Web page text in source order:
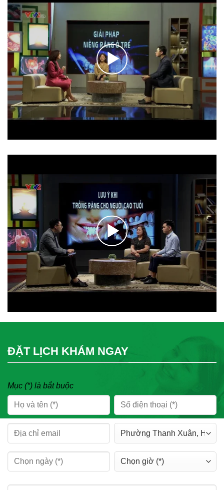
ĐẶT LỊCH KHÁM NGAY
Mục (*) là bắt buộc